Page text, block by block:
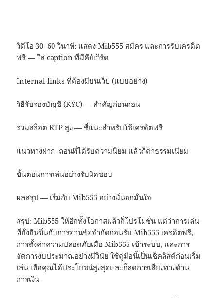
วิดีโอ 30–60 วินาที: แสดง Mib555 สมัคร และการรับเครดิต
ฟรี — ใส่ caption ที่มีคีย์เวิร์ด
Internal links ที่ต้องมีบนเว็บ (แบบอย่าง)
วิธีรับรองบัญชี (KYC) — สำคัญก่อนถอน
รวมสล็อต RTP สูง — ชี้แนะสำหรับใช้เครดิตฟรี
แนวทางฝาก–ถอนที่ได้รับความนิยม แล้วก็ค่าธรรมเนียม
ขั้นตอนการเล่นอย่างรับผิดชอบ
ผลสรุป — เริ่มกับ Mib555 อย่างมั่นอกมั่นใจ
สรุป: Mib555 ให้อีกทั้งโอกาสแล้วก็โปรโมชั่น แต่ว่าการเล่น
ที่ยั่งยืนขึ้นกับการอ่านข้อจำกัดก่อนรับ Mib555 เครดิตฟรี,
การตั้งค่าความปลอดภัยเมื่อ Mib555 เข้าระบบ, และการ
จัดการงบประมาณอย่างมีวินัย ใช้คู่มือนี้เป็นเช็คลิสต์ก่อนเริ่ม
เล่น เพื่อคุณได้ประโยชน์สูงสุดและก็ลดการเสี่ยงทางด้าน
การเงิน